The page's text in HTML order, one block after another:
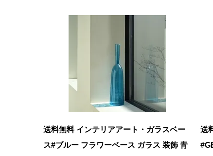
送料無料 インテリアアート・ガラスベー
ス#ブルー フラワーベース ガラス 装飾 青
送